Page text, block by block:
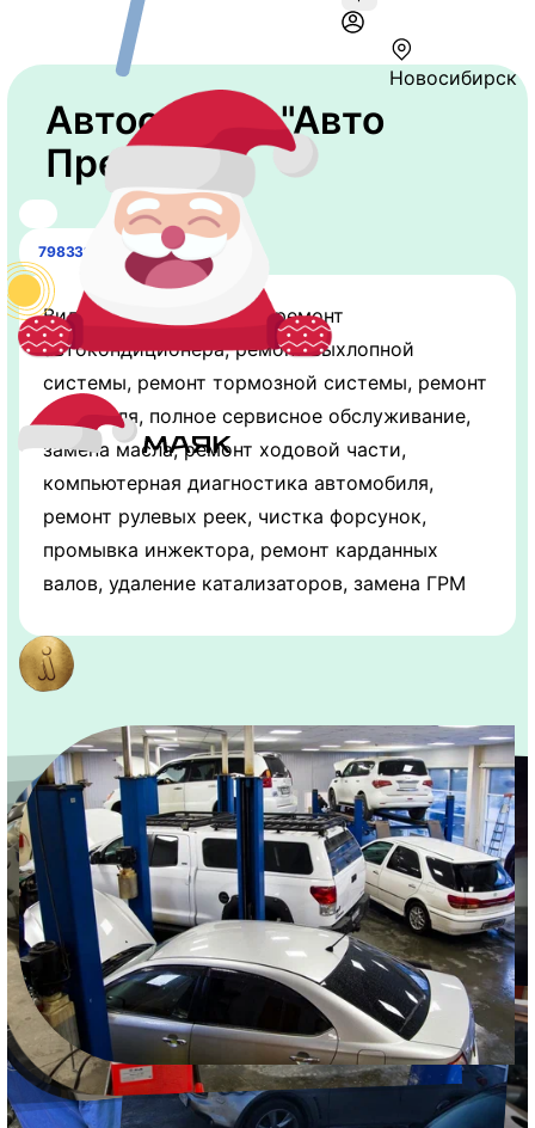
Новосибирск
Автосервис "Авто
Премиум"
79833102210
Виды работ: заправка и ремонт
автокондиционера, ремонт выхлопной
системы, ремонт тормозной системы, ремонт
двигателя, полное сервисное обслуживание,
замена масла, ремонт ходовой части,
компьютерная диагностика автомобиля,
ремонт рулевых реек, чистка форсунок,
промывка инжектора, ремонт карданных
валов, удаление катализаторов, замена ГРМ